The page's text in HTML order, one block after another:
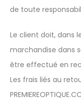
de toute
Le client doit, dans
marchandise dans
être effectué en
Les frais liés au